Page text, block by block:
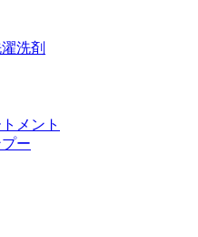
洗剤
メント
ー